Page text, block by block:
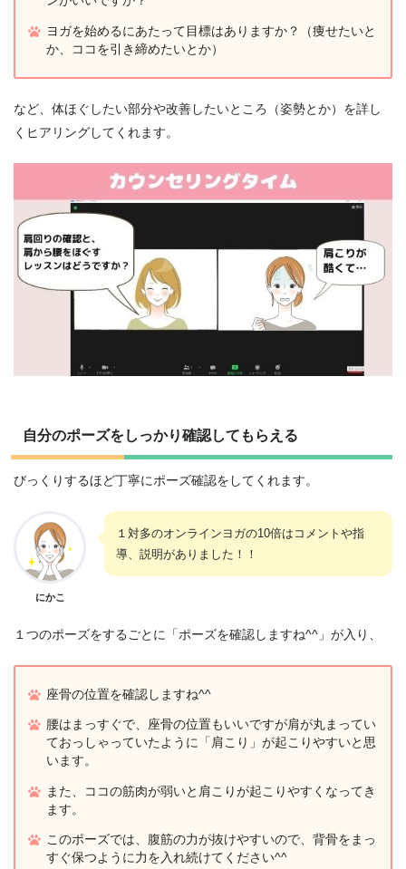
ヨガを始めるにあたって目標はありますか？（痩せたいと
か、ココを引き締めたいとか）
など、体ほぐしたい部分や改善したいところ（姿勢とか）を詳し
くヒアリングしてくれます。
自分のポーズをしっかり確認してもらえる
びっくりするほど丁寧にポーズ確認をしてくれます。
にかこ
１対多のオンラインヨガの10倍はコメントや指
導、説明がありました！！
１つのポーズをするごとに「ポーズを確認しますね^^」が入り、
座骨の位置を確認しますね^^
腰はまっすぐで、座骨の位置もいいですが肩が丸まってい
ておっしゃっていたように「肩こり」が起こりやすいと思
います。
また、ココの筋肉が弱いと肩こりが起こりやすくなってき
ます。
このポーズでは、腹筋の力が抜けやすいので、背骨をまっ
すぐ保つように力を入れ続けてください^^